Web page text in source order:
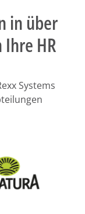
in über
HR
Systems